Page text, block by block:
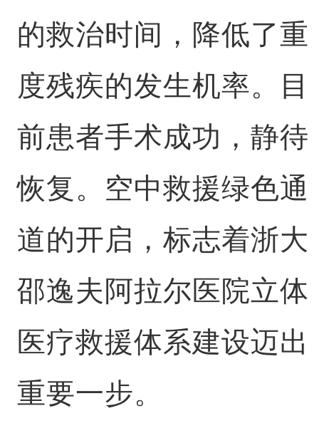
的救治时间，降低了重
度残疾的发生机率。目
前患者手术成功，静待
恢复。空中救援绿色通
道的开启，标志着浙大
邵逸夫阿拉尔医院立体
医疗救援体系建设迈出
重要一步。